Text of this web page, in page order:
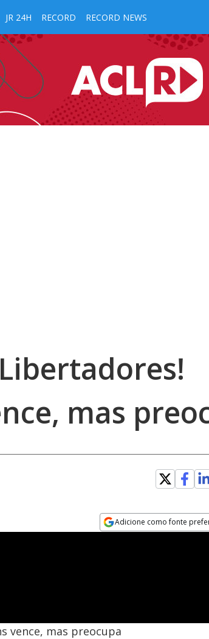
JR 24H RECORD RECORD NEWS
mas
Adicione como fonte
vence, mas preocupa